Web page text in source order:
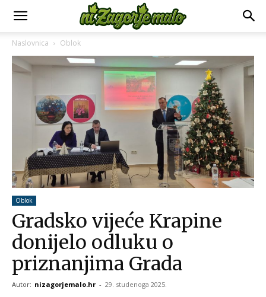
Naslovnica Oblok
Oblok
Gradsko vijeće Krapine
donijelo odluku o
priznanjima Grada
Autor: nizagorjemalo.hr - 29. studenoga 2025.